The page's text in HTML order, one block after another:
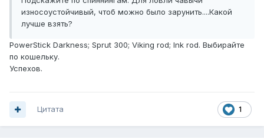
износоустойчивый, чтоб можно было зарунить....Какой
лучше взять?
PowerStick Darkness; Sprut 300; Viking rod; Ink rod. Выбирайте
по кошельку.
Успехов.
1
Цитата